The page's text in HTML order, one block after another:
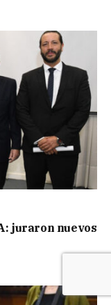
juraron nuevos